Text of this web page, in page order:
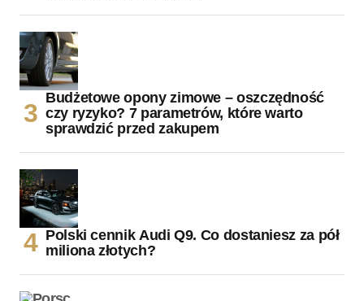
Budżetowe opony zimowe – oszczędność
czy ryzyko? 7 parametrów, które warto
sprawdzić przed zakupem
Polski cennik Audi Q9. Co dostaniesz za pół
miliona złotych?